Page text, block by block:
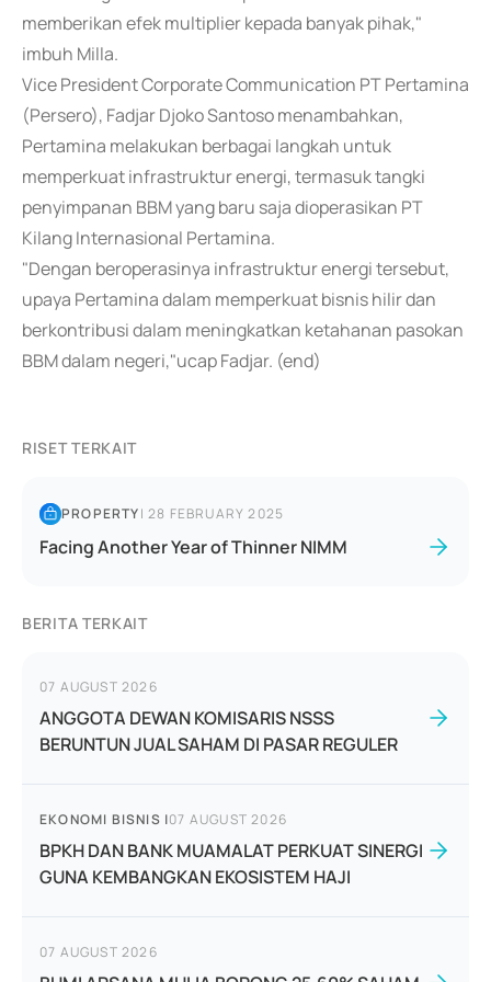
memberikan efek multiplier kepada banyak pihak,"
imbuh Milla.
Vice President Corporate Communication PT Pertamina
(Persero), Fadjar Djoko Santoso menambahkan,
Pertamina melakukan berbagai langkah untuk
memperkuat infrastruktur energi, termasuk tangki
penyimpanan BBM yang baru saja dioperasikan PT
Kilang Internasional Pertamina.
"Dengan beroperasinya infrastruktur energi tersebut,
upaya Pertamina dalam memperkuat bisnis hilir dan
berkontribusi dalam meningkatkan ketahanan pasokan
BBM dalam negeri,"ucap Fadjar. (end)
RISET TERKAIT
PROPERTY|28 FEBRUARY 2025
Facing Another Year of Thinner NIMM
BERITA TERKAIT
07 AUGUST 2026
ANGGOTA DEWAN KOMISARIS NSSS
BERUNTUN JUAL SAHAM DI PASAR REGULER
EKONOMI BISNIS |07 AUGUST 2026
BPKH DAN BANK MUAMALAT PERKUAT SINERGI
GUNA KEMBANGKAN EKOSISTEM HAJI
07 AUGUST 2026